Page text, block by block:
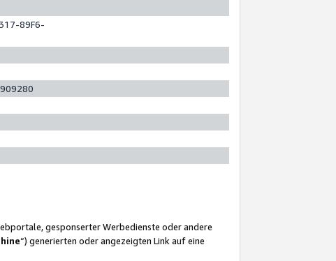
89F6-
gesponserter Werbedienste oder andere
“) generierten oder angezeigten Link auf eine